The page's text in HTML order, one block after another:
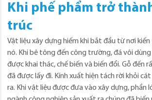
Khi phế phẩm trở
trúc
Vật liệu xây dựng hiếm khi bắt đầu từ nơi
nó. Khi bê tông đến công trường, đá vôi
được khai thác, chế biến và biến đổi. Gỗ đến
đã được lấy đi. Kính xuất hiện tách rời khỏi
ra. Khi vật liệu được đưa vào xây dựng, phần